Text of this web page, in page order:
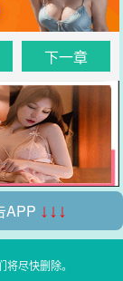
下一章
APP ↓↓↓
尽快删除。